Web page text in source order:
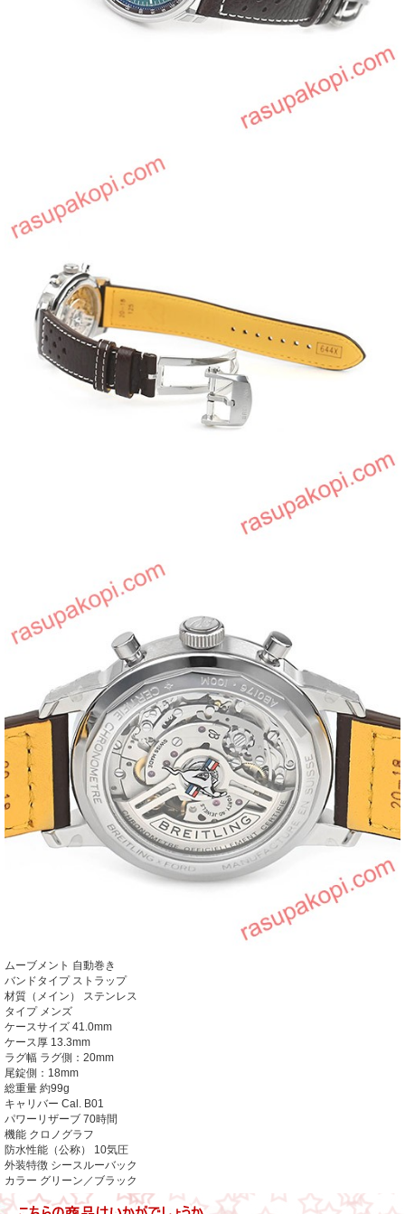
ムーブメント 自動巻き
バンドタイプ ストラップ
材質（メイン） ステンレス
タイプ メンズ
ケースサイズ 41.0mm
ケース厚 13.3mm
ラグ幅 ラグ側：20mm
尾錠側：18mm
総重量 約99g
キャリバー Cal. B01
パワーリザーブ 70時間
機能 クロノグラフ
防水性能（公称） 10気圧
外装特徴 シースルーバック
カラー グリーン／ブラック